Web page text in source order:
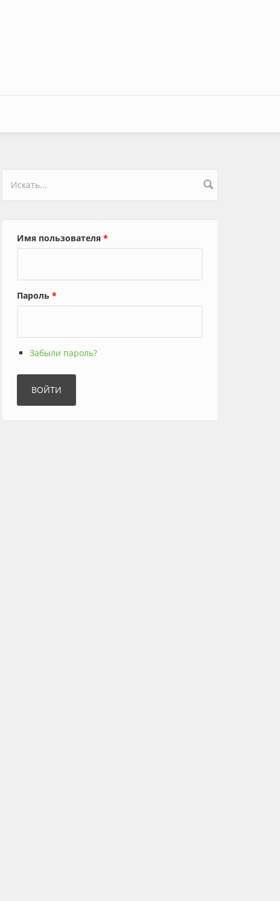
Форма поиска
Имя пользователя *
Пароль *
Забыли пароль?